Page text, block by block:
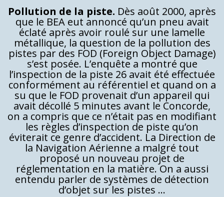
Pollution de la piste. Dès août 2000, après
que le BEA eut annoncé qu’un pneu avait
éclaté après avoir roulé sur une lamelle
métallique, la question de la pollution des
pistes par des FOD (Foreign Object Damage)
s’est posée. L’enquête a montré que
l’inspection de la piste 26 avait été effectuée
conformément au référentiel et quand on a
su que le FOD provenait d’un appareil qui
avait décollé 5 minutes avant le Concorde,
on a compris que ce n’était pas en modifiant
les règles d’inspection de piste qu’on
éviterait ce genre d’accident. La Direction de
la Navigation Aérienne a malgré tout
proposé un nouveau projet de
réglementation en la matière. On a aussi
entendu parler de systèmes de détection
d’objet sur les pistes …